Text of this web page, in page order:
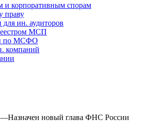
и корпоративным спорам
праву
ин. аудиторов
МСП
по МСФО
компаний
—Назначен новый глава ФНС России